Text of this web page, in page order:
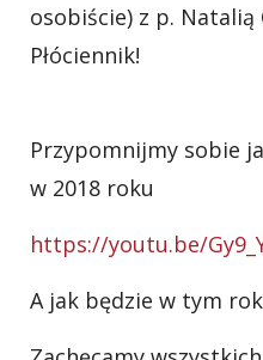
osobiście) z p.
Płóciennik!
Przypomnijmy sobie
w 2018 roku
https://youtu.be/
A jak będzie w tym